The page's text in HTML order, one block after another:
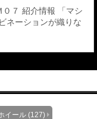
７ 紹介情報 「マシ
ネーションが織りな
。 ７交点のラフメ
に計算されたマシ
。まずはオートサロ
イール (127)